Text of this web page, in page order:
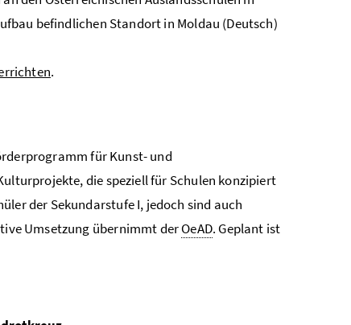
befindlichen Standort in Moldau (Deutsch)
.
für Kunst- und
die speziell für Schulen konzipiert
der Sekundarstufe I, jedoch sind auch
Umsetzung übernimmt derOeAD. Geplant ist